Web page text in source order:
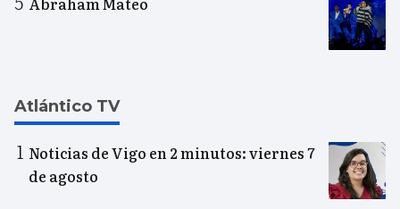
Atlántico TV
Noticias de Vigo en 2 minutos: viernes 7
de agosto